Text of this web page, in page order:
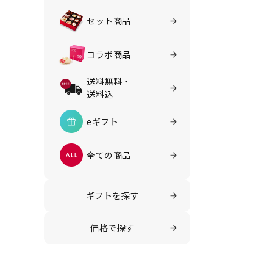
セット商品
コラボ商品
送料無料・
送料込
eギフト
全ての商品
ギフトを探す
価格で探す